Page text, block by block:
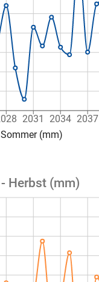
2031 2034 2037
(mm)
Herbst (mm)